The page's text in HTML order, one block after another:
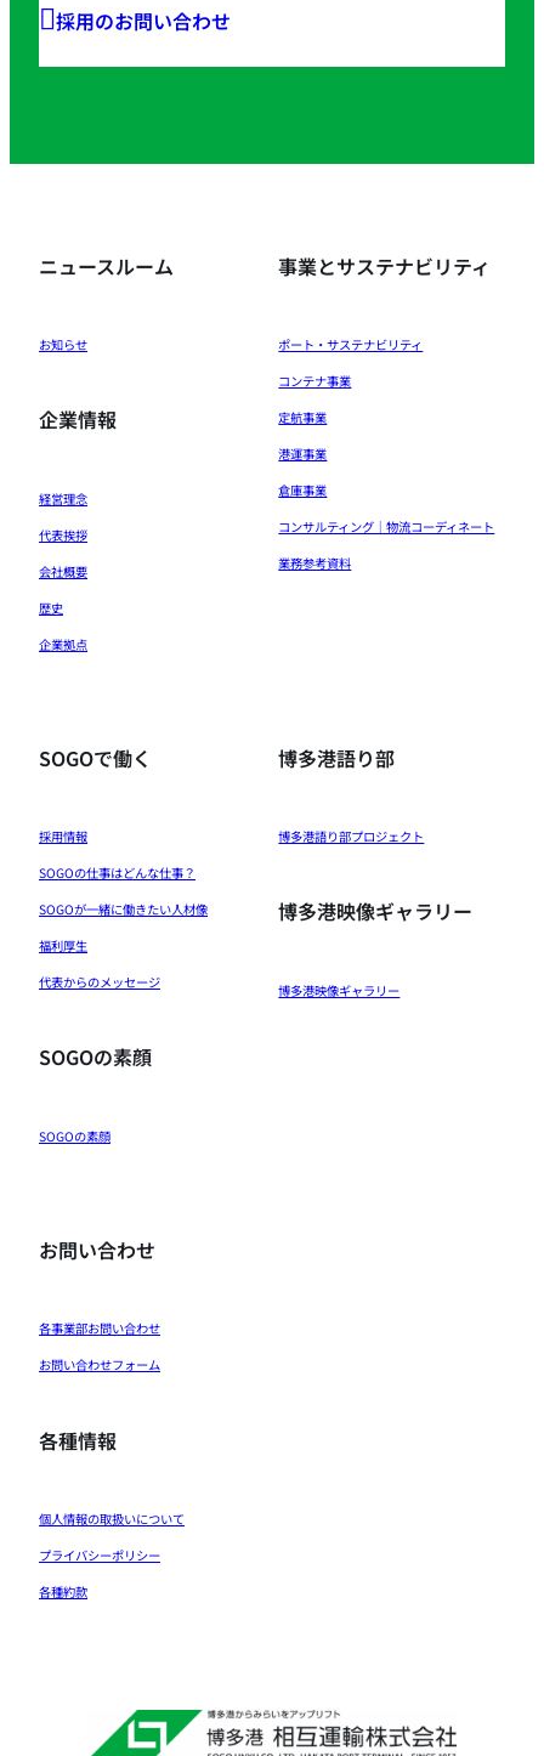
採用のお問い合わせ
ニュースルーム
お知らせ
企業情報
経営理念
代表挨拶
会社概要
歴史
企業拠点
事業とサステナビリティ
ポート・サステナビリティ
コンテナ事業
定航事業
港運事業
倉庫事業
コンサルティング｜物流コーディネート
業務参考資料
SOGOで働く
採用情報
SOGOの仕事はどんな仕事？
SOGOが一緒に働きたい人材像
福利厚生
代表からのメッセージ
SOGOの素顔
SOGOの素顔
博多港語り部
博多港語り部プロジェクト
博多港映像ギャラリー
博多港映像ギャラリー
お問い合わせ
各事業部お問い合わせ
お問い合わせフォーム
各種情報
個人情報の取扱いについて
プライバシーポリシー
各種約款